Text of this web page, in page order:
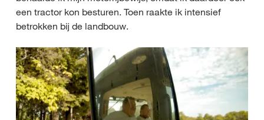
een tractor kon besturen. Toen raakte ik intensief
betrokken bij de landbouw.